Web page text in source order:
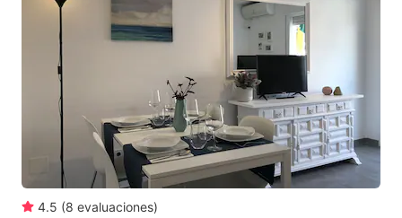
4.5 (8 evaluaciones)